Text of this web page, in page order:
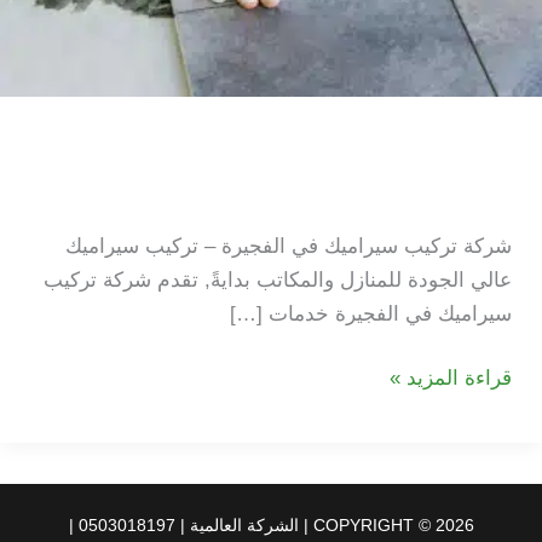
شركة تركيب سيراميك في الفجيرة – تركيب سيراميك
عالي الجودة للمنازل والمكاتب بدايةً, تقدم شركة تركيب
سيراميك في الفجيرة خدمات […]
شركة
في
قراءة المزيد »
COPYRIGHT © 2026 | الشركة العالمية | 0503018197 |